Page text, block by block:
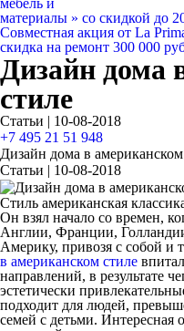
мебель и
материалы » со скидкой до
Совместная акция от La
скидка на ремонт 300 000
Дизайн дома
стиле
Статьи | 10-08-2018
+7 495 21 51 948
Дизайн дома в
Статьи | 10-08-2018
Стиль американская
Он взял начало со времен,
Англии, Франции,
Америку, привозя с собой и
в американском стиле
направлений, в результате
эстетически
подходит для людей,
семей с детьми. Интересная